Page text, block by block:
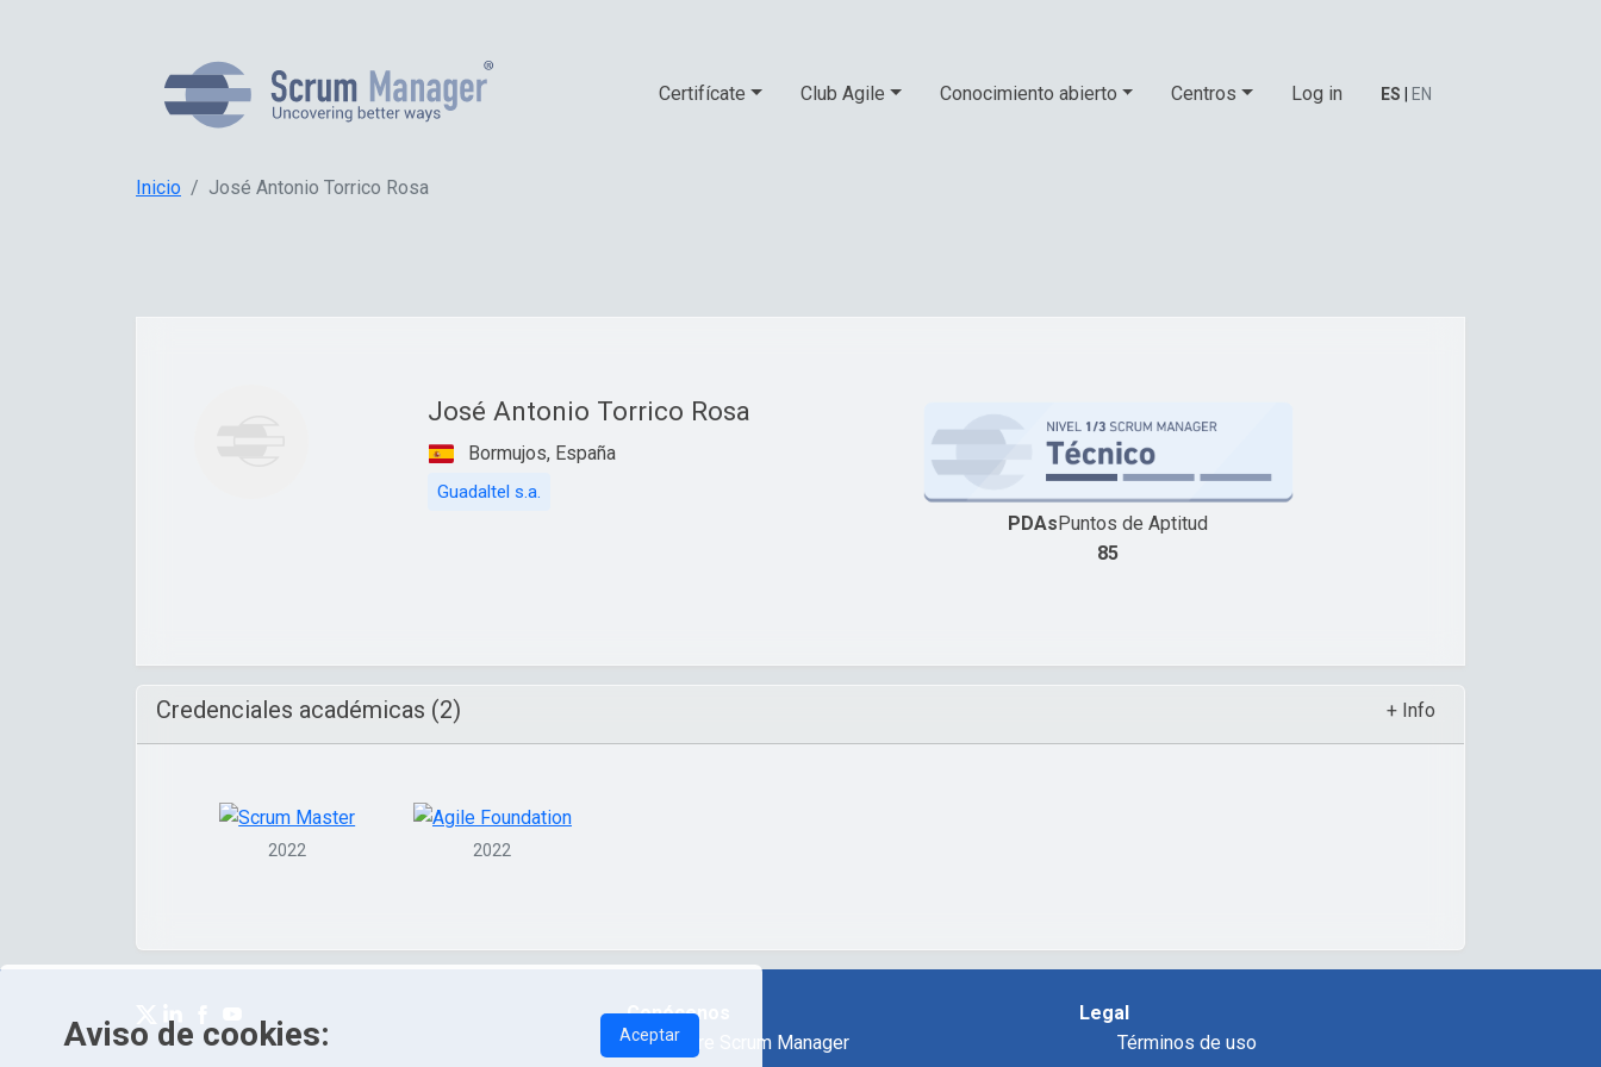
Certifícate Club Agile Conocimiento abierto Centros Log in ES EN
Inicio José Antonio Torrico Rosa
José Antonio Torrico Rosa
Bormujos, España
Guadaltel s.a.
PDAs Puntos de Aptitud
85
Credenciales académicas (2) + Info
2022 2022
Conócenos
Sobre Scrum Manager
Legal
Términos de uso
Aviso de cookies: Aceptar